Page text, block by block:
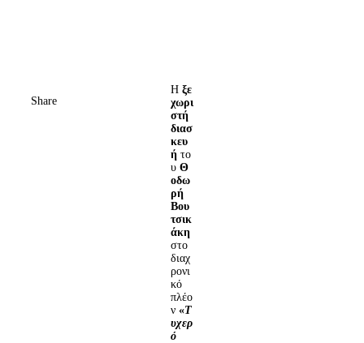
Share
Η ξε
χωρι
στή
διασ
κευ
ή το
υ Θ
οδω
ρή
Βου
τσικ
άκη
στο
διαχ
ρονι
κό
πλέο
ν «Τ
υχερ
ό